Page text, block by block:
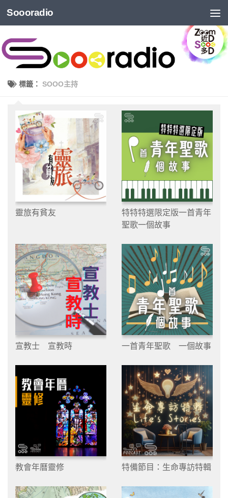
Soooradio
標籤： SOOO主持
靈旅有貧友
特特特選限定版一首青年
聖歌一個故事
宣教士 宣教時 一首青年聖歌 一個故事
教會年曆靈修 特備節目：生命專訪特輯